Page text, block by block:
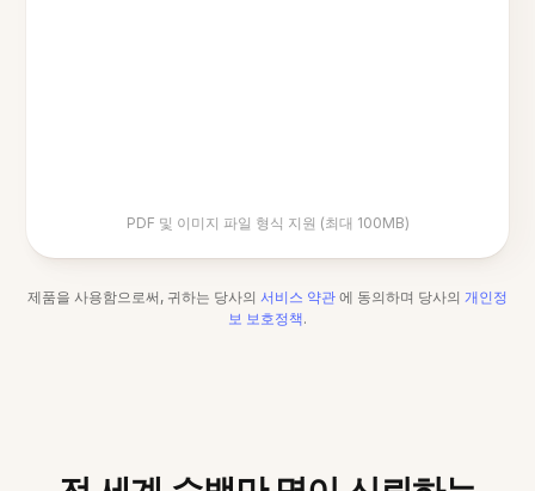
PDF 및 이미지 파일 형식 지원 (최대 100MB)
제품을 사용함으로써, 귀하는 당사의 서비스 약관 에 동의하며 당사의 개인정
보 보호정책.